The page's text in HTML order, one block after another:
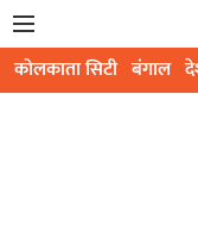
कोलकाता सिटी बंगाल